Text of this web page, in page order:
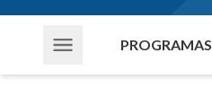
PROGRAMAS